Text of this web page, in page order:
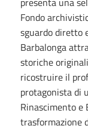
Fondo
sguardo diretto
Barbalonga
storiche
ricostruire il
protagonista di
Rinascimento e
trasformazione